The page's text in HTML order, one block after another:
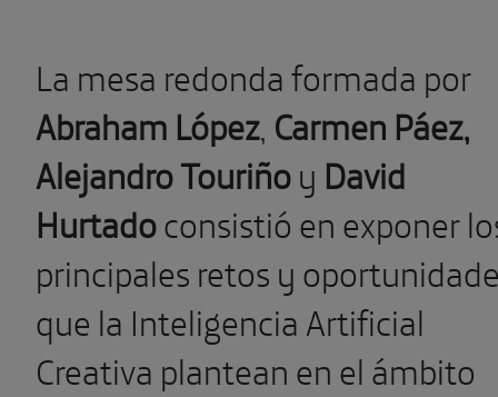
La mesa redonda formada por
Abraham López, Carmen Páez,
Alejandro Touriñoy David
Hurtadoconsistió en exponer
principales retos y
que la Inteligencia Artificial
Creativa plantean en el ámbito